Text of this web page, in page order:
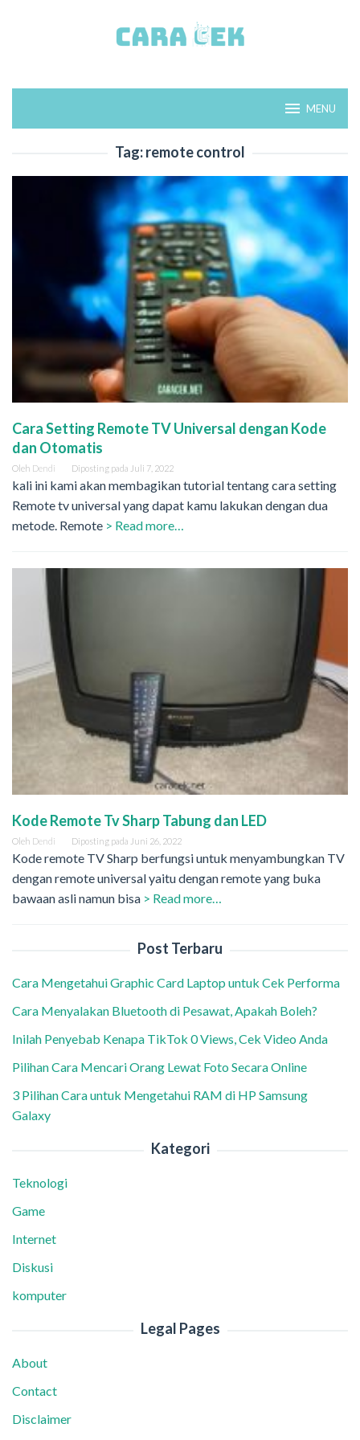
MENU
Tag:remote control
Cara Setting Remote TV Universal dengan Kode
dan Otomatis
Oleh Dendi Diposting pada Juli 7, 2022
kali ini kami akan membagikan tutorial tentang cara setting
Remote tv universal yang dapat kamu lakukan dengan dua
metode. Remote > Read more…
Kode Remote Tv Sharp Tabung dan LED
Oleh Dendi Diposting pada Juni 26, 2022
Kode remote TV Sharp berfungsi untuk menyambungkan TV
dengan remote universal yaitu dengan remote yang buka
bawaan asli namun bisa > Read more…
Post Terbaru
Cara Mengetahui Graphic Card Laptop untuk Cek Performa
Cara Menyalakan Bluetooth di Pesawat, Apakah Boleh?
Inilah Penyebab Kenapa TikTok 0 Views, Cek Video Anda
Pilihan Cara Mencari Orang Lewat Foto Secara Online
3 Pilihan Cara untuk Mengetahui RAM di HP Samsung
Galaxy
Kategori
Teknologi
Game
Internet
Diskusi
komputer
Legal Pages
About
Contact
Disclaimer